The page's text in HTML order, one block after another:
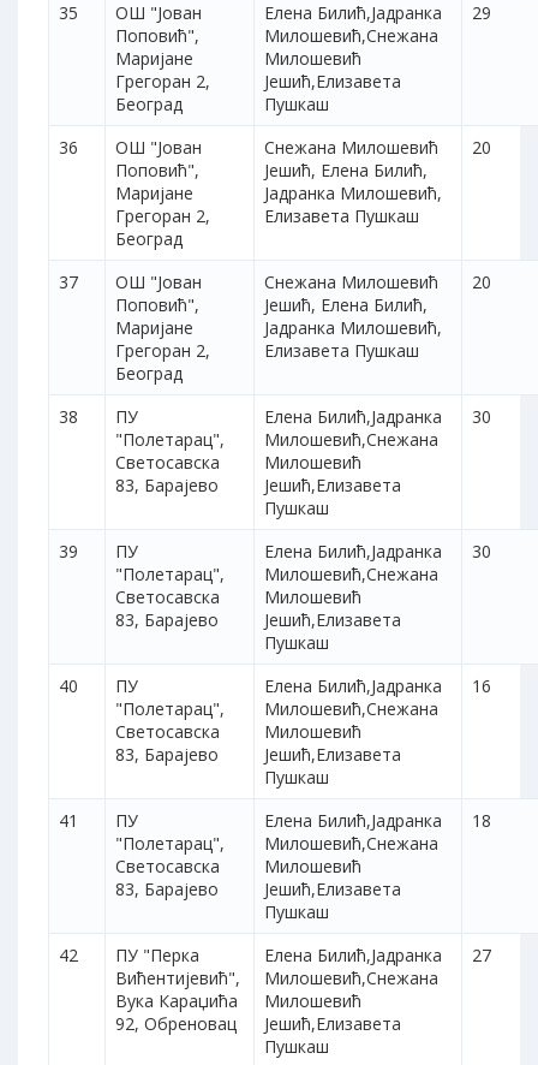
35
ОШ "Јован
Поповић",
Маријане
Грегоран 2,
Београд
Елена Билић,Јадранка
Милошевић,Снежана
Милошевић
Јешић,Елизавета
Пушкаш
29
36
ОШ "Јован
Поповић",
Маријане
Грегоран 2,
Београд
Снежана Милошевић
Јешић, Елена Билић,
Јадранка Милошевић,
Елизавета Пушкаш
20
37
ОШ "Јован
Поповић",
Маријане
Грегоран 2,
Београд
Снежана Милошевић
Јешић, Елена Билић,
Јадранка Милошевић,
Елизавета Пушкаш
20
38
ПУ
"Полетарац",
Светосавска
83, Барајево
Елена Билић,Јадранка
Милошевић,Снежана
Милошевић
Јешић,Елизавета
Пушкаш
30
39
ПУ
"Полетарац",
Светосавска
83, Барајево
Елена Билић,Јадранка
Милошевић,Снежана
Милошевић
Јешић,Елизавета
Пушкаш
30
40
ПУ
"Полетарац",
Светосавска
83, Барајево
Елена Билић,Јадранка
Милошевић,Снежана
Милошевић
Јешић,Елизавета
Пушкаш
16
41
ПУ
"Полетарац",
Светосавска
83, Барајево
Елена Билић,Јадранка
Милошевић,Снежана
Милошевић
Јешић,Елизавета
Пушкаш
18
42
ПУ "Перка
Вићентијевић",
Вука Караџића
92, Обреновац
Елена Билић,Јадранка
Милошевић,Снежана
Милошевић
Јешић,Елизавета
Пушкаш
27